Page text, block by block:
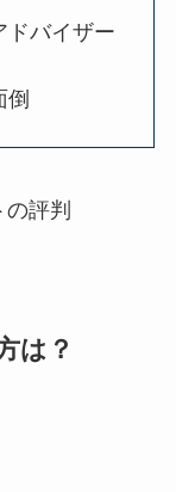
ドバイザー
評判
は？